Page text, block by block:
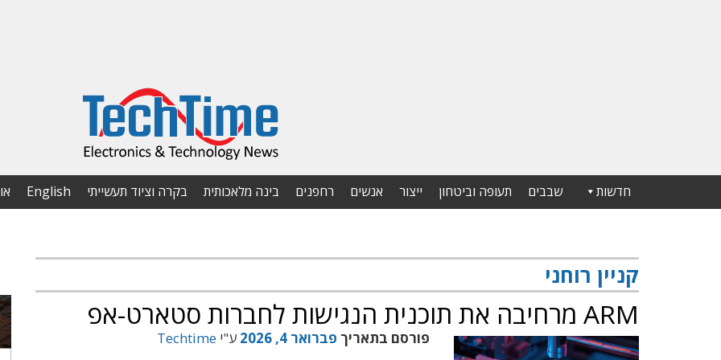
חדשות שבבים תעופה וביטחון ייצור אנשים רחפנים בינה מלאכותית בקרה וציוד תעשייתי English
קניין רוחני
ARM מרחיבה את תוכנית הנגישות לחברות סטארט-אפ
פורסם בתאריך פברואר 4, 2026 ע"י Techtime